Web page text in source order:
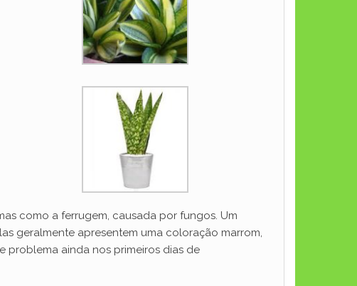
como a ferrugem, causada por fungos. Um
geralmente apresentem uma coloração marrom,
problema ainda nos primeiros dias de